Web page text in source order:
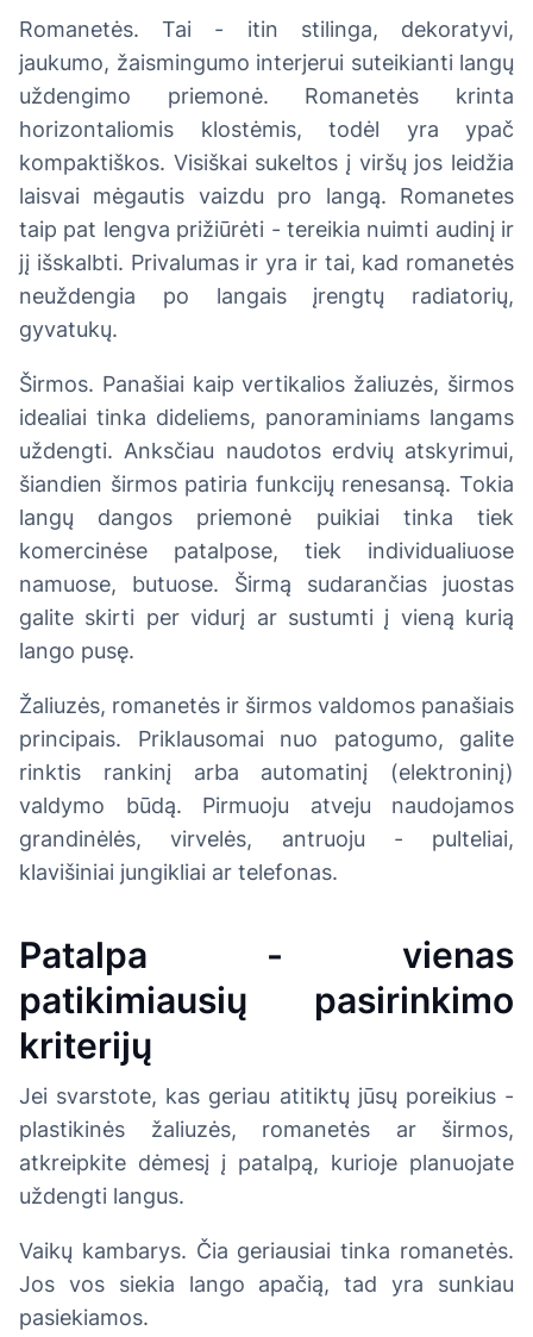
Romanetės. Tai - itin stilinga, dekoratyvi,
jaukumo, žaismingumo interjerui suteikianti langų
uždengimo priemonė. Romanetės krinta
horizontaliomis klostėmis, todėl yra ypač
kompaktiškos. Visiškai sukeltos į viršų jos leidžia
laisvai mėgautis vaizdu pro langą. Romanetes
taip pat lengva prižiūrėti - tereikia nuimti audinį ir
jį išskalbti. Privalumas ir yra ir tai, kad romanetės
neuždengia po langais įrengtų radiatorių,
gyvatukų.
Širmos. Panašiai kaip vertikalios žaliuzės, širmos
idealiai tinka dideliems, panoraminiams langams
uždengti. Anksčiau naudotos erdvių atskyrimui,
šiandien širmos patiria funkcijų renesansą. Tokia
langų dangos priemonė puikiai tinka tiek
komercinėse patalpose, tiek individualiuose
namuose, butuose. Širmą sudarančias juostas
galite skirti per vidurį ar sustumti į vieną kurią
lango pusę.
Žaliuzės, romanetės ir širmos valdomos panašiais
principais. Priklausomai nuo patogumo, galite
rinktis rankinį arba automatinį (elektroninį)
valdymo būdą. Pirmuoju atveju naudojamos
grandinėlės, virvelės, antruoju - pulteliai,
klavišiniai jungikliai ar telefonas.
Patalpa - vienas
patikimiausių pasirinkimo
kriterijų
Jei svarstote, kas geriau atitiktų jūsų poreikius -
plastikinės žaliuzės, romanetės ar širmos,
atkreipkite dėmesį į patalpą, kurioje planuojate
uždengti langus.
Vaikų kambarys. Čia geriausiai tinka romanetės.
Jos vos siekia lango apačią, tad yra sunkiau
pasiekiamos.